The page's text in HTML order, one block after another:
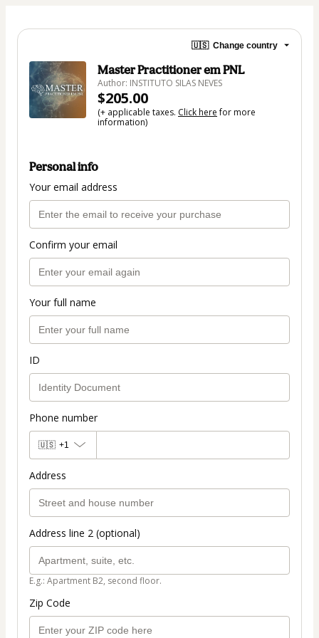
🇺🇸 Change country
Master Practitioner em PNL
Author: INSTITUTO SILAS NEVES
$205.00
(+ applicable taxes. Click herefor more
information)
Personal info
Your email address
Confirm your email
Your full name
ID
Phone number
🇺🇸 +1
Address
Address line 2 (optional)
E.g.: Apartment B2, second floor.
Zip Code